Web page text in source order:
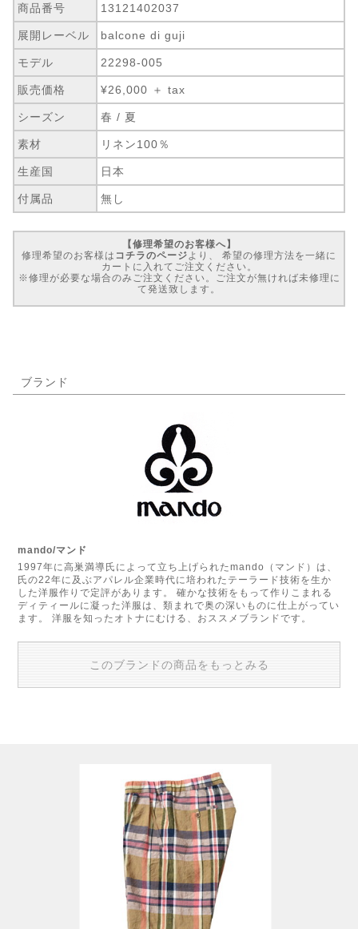
商品番号 13121402037
展開レーベル balcone di guji
モデル 22298-005
販売価格 ¥26,000 ＋ tax
シーズン 春 / 夏
素材 リネン100％
生産国 日本
付属品 無し
【修理希望のお客様へ】
修理希望のお客様は コチラのページ より、 希望の修理方法を一緒に
カートに入れてご注文ください。
※修理が必要な場合のみご注文ください。ご注文が無ければ未修理に
て発送致します。
ブランド
mando/マンド
1997年に高巣満導氏によって立ち上げられたmando（マンド）は、
氏の22年に及ぶアパレル企業時代に培われたテーラード技術を生か
した洋服作りで定評があります。 確かな技術をもって作りこまれる
ディティールに凝った洋服は、類まれで奥の深いものに仕上がってい
ます。 洋服を知ったオトナにむける、おススメブランドです。
このブランドの商品をもっとみる